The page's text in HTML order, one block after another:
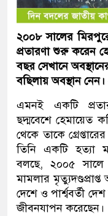
২০০৮ সালের
প্রতারণা শুরু করেন
বছর সেখানে
বছিলায় অবস্থান
এমনই একটি
ছদ্মবেশে হেমায়েত
থেকে তাকে
তিনি একটি হত্যা
বলছে, ২০০৫ সালে
মামলার
দেশে ও পার্শ্ববর্তী
জীবনযাপন করেছেন।